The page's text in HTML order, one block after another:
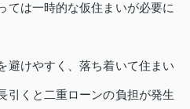
ては一時的な仮住まいが必要に
避けやすく、落ち着いて住まい
引くと二重ローンの負担が発生